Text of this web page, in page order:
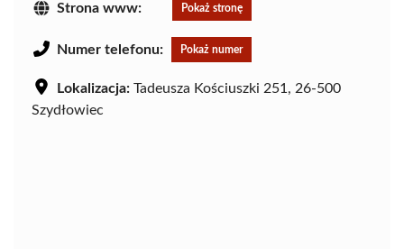
Strona www: Pokaż stronę
Numer telefonu: Pokaż numer
Lokalizacja: Tadeusza Kościuszki 251, 26-500
Szydłowiec